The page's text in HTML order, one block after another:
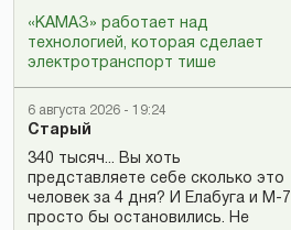
«КАМАЗ» работает над
технологией, которая сделает
электротранспорт тише
6 августа 2026 - 19:24
Старый
340 тысяч... Вы хоть
представляете себе сколько это
человек за 4 дня? И Елабуга и М-7
просто бы остановились. Не